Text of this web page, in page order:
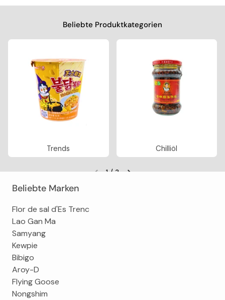
Beliebte Produktkategorien
Trends Chilliöl
1/3
Beliebte Marken
Flor de sal d'Es Trenc
Lao Gan Ma
Samyang
Kewpie
Bibigo
Aroy-D
Flying Goose
Nongshim